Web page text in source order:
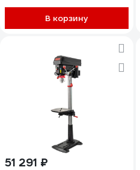
В корзину
51 291 ₽